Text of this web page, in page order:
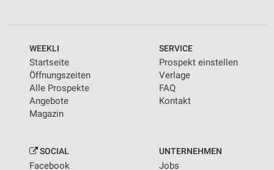
WEEKLI
Startseite
Öffnungszeiten
Alle Prospekte
Angebote
Magazin
SERVICE
Prospekt einstellen
Verlage
FAQ
Kontakt
SOCIAL
Facebook
UNTERNEHMEN
Jobs